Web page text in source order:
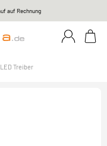
auf Rechnung
Treiber